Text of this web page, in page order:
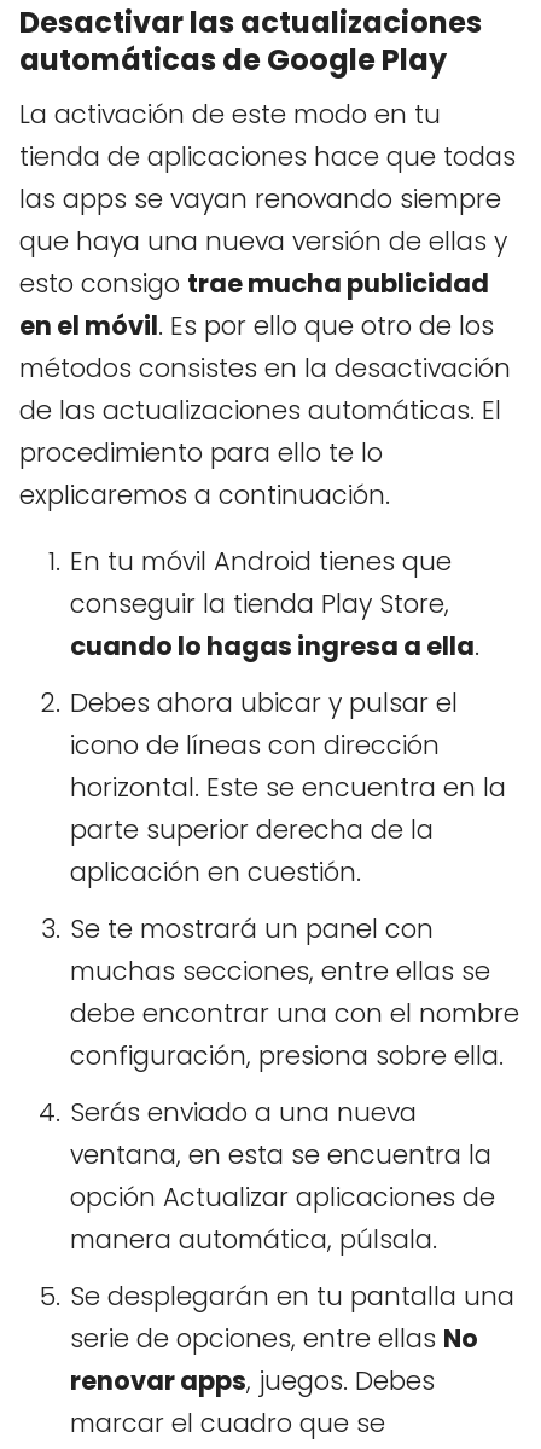
Desactivar las actualizaciones
automáticas de Google Play
La activación de este modo en tu
tienda de aplicaciones hace que todas
las apps se vayan renovando siempre
que haya una nueva versión de ellas y
esto consigo trae mucha publicidad
en el móvil. Es por ello que otro de los
métodos consistes en la desactivación
de las actualizaciones automáticas. El
procedimiento para ello te lo
explicaremos a continuación.
En tu móvil Android tienes que
conseguir la tienda Play Store,
cuando lo hagas ingresa a ella.
Debes ahora ubicar y pulsar el
icono de líneas con dirección
horizontal. Este se encuentra en la
parte superior derecha de la
aplicación en cuestión.
Se te mostrará un panel con
muchas secciones, entre ellas se
debe encontrar una con el nombre
configuración, presiona sobre ella.
Serás enviado a una nueva
ventana, en esta se encuentra la
opción Actualizar aplicaciones de
manera automática, púlsala.
Se desplegarán en tu pantalla una
serie de opciones, entre ellas No
renovar apps, juegos. Debes
marcar el cuadro que se